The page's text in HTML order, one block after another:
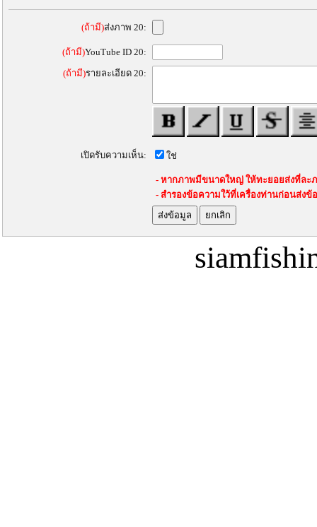
(ถ้ามี)ส่งภาพ 20:
(ถ้ามี)YouTube ID 20:
(ถ้ามี)รายละเอียด 20:
เปิดรับความเห็น: ใช่
- หากภาพมีขนาดใหญ่ ให้ทะยอยส่งที่ละ
- สำรองข้อความใว้ที่เครื่องท่านก่อนส่งข้